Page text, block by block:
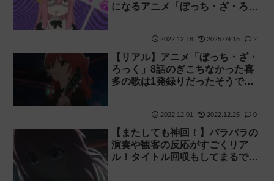
になるアニメ「ぼっち・ざ・ろっ
2022.12.18 2025.09.15 2
【リアル】アニメ「ぼっち・ざ・
ろっく」8話のぎこちなかった喜
多の歌は1発録りだったそうです
2022.12.01 2022.12.25 0
【またしても神回！】バラバラの
演奏や観客の反応がすごくリア
ル！タイトル回収もしてまるで最